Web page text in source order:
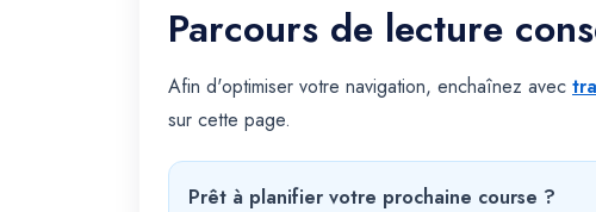
Parcours de lecture
Afin d'optimiser votre navigation, enchaînez avec
sur cette page.
Prêt à planifier votre prochaine course ?